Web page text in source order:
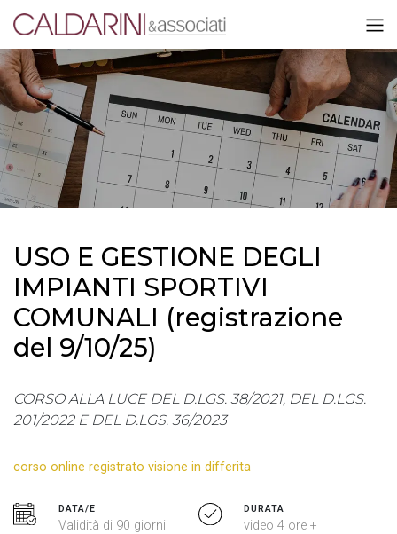
USO E GESTIONE DEGLI
IMPIANTI SPORTIVI
COMUNALI (registrazione
del 9/10/25)
CORSO ALLA LUCE DEL D.LGS. 38/2021, DEL D.LGS.
201/2022 E DEL D.LGS. 36/2023
corso online registrato visione in differita
DATA/E
Validità di 90 giorni
DURATA
video 4 ore +